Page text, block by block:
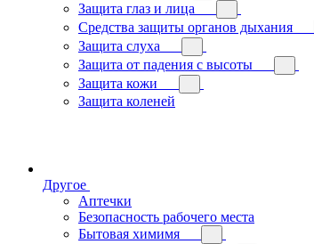
Защита глаз и лица
Средства защиты органов дыхания
Защита слуха
Защита от падения с высоты
Защита кожи
Защита коленей
Другое
Аптечки
Безопасность рабочего места
Бытовая химимя